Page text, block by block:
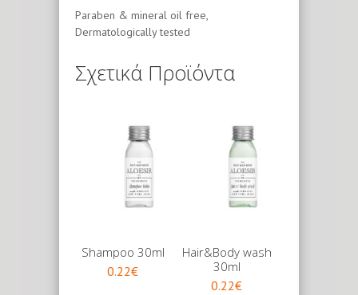
Paraben & mineral oil free,
Dermatologically tested
Σχετικά Προϊόντα
Shampoo 30ml
0.22€
Hair&Body wash
30ml
0.22€